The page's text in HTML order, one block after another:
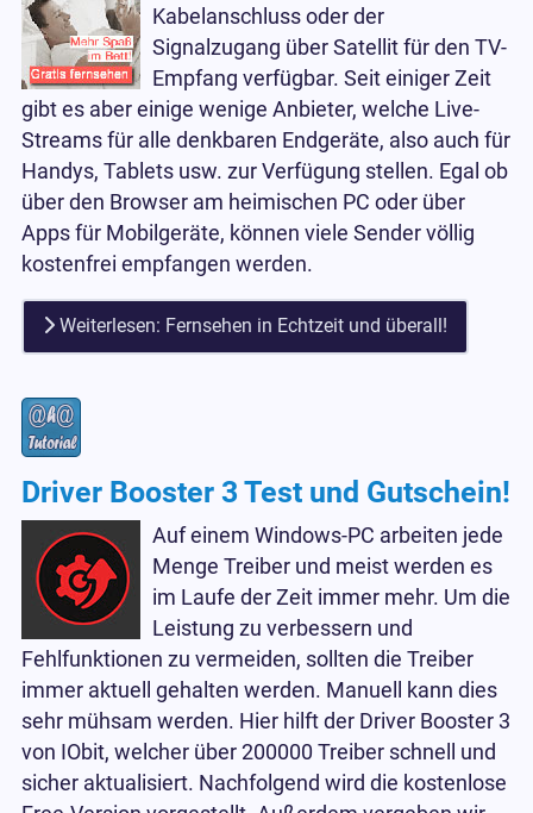
Kabelanschluss oder der
Signalzugang über Satellit für den TV-
Empfang verfügbar. Seit einiger Zeit
gibt es aber einige wenige Anbieter, welche Live-
Streams für alle denkbaren Endgeräte, also auch für
Handys, Tablets usw. zur Verfügung stellen. Egal ob
über den Browser am heimischen PC oder über
Apps für Mobilgeräte, können viele Sender völlig
kostenfrei empfangen werden.
Weiterlesen: Fernsehen in Echtzeit und überall!
Driver Booster 3 Test und Gutschein!
Auf einem Windows-PC arbeiten jede
Menge Treiber und meist werden es
im Laufe der Zeit immer mehr. Um die
Leistung zu verbessern und
Fehlfunktionen zu vermeiden, sollten die Treiber
immer aktuell gehalten werden. Manuell kann dies
sehr mühsam werden. Hier hilft der Driver Booster 3
von IObit, welcher über 200000 Treiber schnell und
sicher aktualisiert. Nachfolgend wird die kostenlose